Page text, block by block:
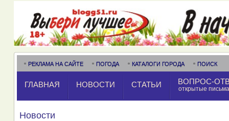
РЕКЛАМА НА САЙТЕ ПОГОДА КАТАЛОГИ ГОРОДА ПОИСК
ГЛАВНАЯ НОВОСТИ СТАТЬИ ВОПРОС-
открытые письма
Новости